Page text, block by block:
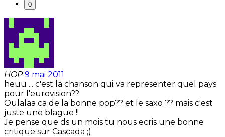
0
HOP 9 mai 2011
heuu ... c'est la chanson qui va representer quel pays
pour l'eurovision??
Oulalaa ca de la bonne pop?? et le saxo ?? mais c'est
juste une blague !!
Je pense que ds un mois tu nous ecris une bonne
critique sur Cascada ;)